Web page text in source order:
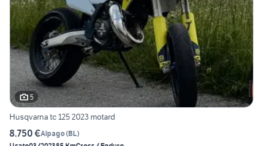
5
Husqvarna tc 125 2023 motard
8.750 €Alpago(BL)